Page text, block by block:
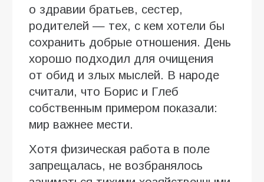
о здравии братьев, сестер,
родителей — тех, с кем хотели бы
сохранить добрые отношения. День
хорошо подходил для очищения
от обид и злых мыслей. В народе
считали, что Борис и Глеб
собственным примером показали:
мир важнее мести.
Хотя физическая работа в поле
запрещалась, не возбранялось